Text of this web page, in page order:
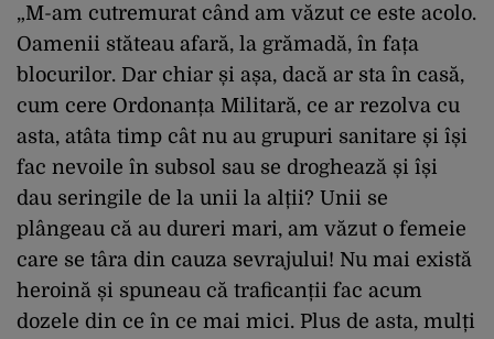
„M-am cutremurat când am văzut ce este acolo.
Oamenii stăteau afară, la grămadă, în fața
blocurilor. Dar chiar și așa, dacă ar sta în casă,
cum cere Ordonanța Militară, ce ar rezolva cu
asta, atâta timp cât nu au grupuri sanitare și își
fac nevoile în subsol sau se droghează și își
dau seringile de la unii la alții? Unii se
plângeau că au dureri mari, am văzut o femeie
care se târa din cauza sevrajului! Nu mai există
heroină și spuneau că traficanții fac acum
dozele din ce în ce mai mici. Plus de asta, mulți